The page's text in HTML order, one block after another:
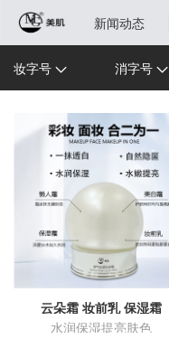
新闻动态
妆字号 消字号
云朵霜 妆前乳 保湿霜
水润保湿提亮肤色